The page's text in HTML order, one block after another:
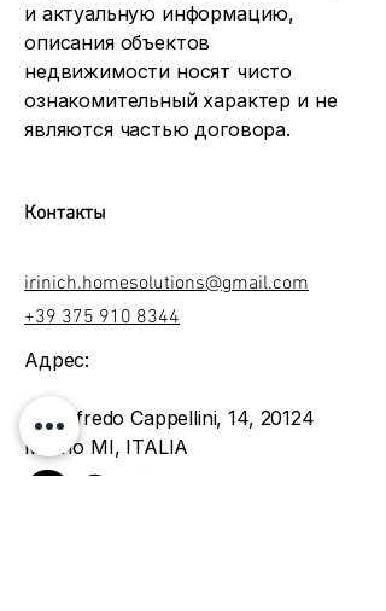
и актуальную информацию,
описания объектов
недвижимости носят чисто
ознакомительный характер и не
являются частью договора.
Контакты
irinich.homesolutions@gmail.com
+39 375 910 8344
Адрес:
Via Alfredo Cappellini, 14, 20124
Milano MI, ITALIA